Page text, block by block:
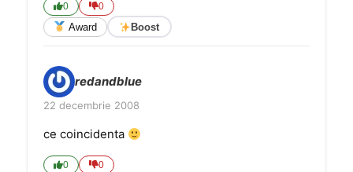
0 0
Award Boost
redandblue
22 decembrie 2008
ce coincidenta
0 0